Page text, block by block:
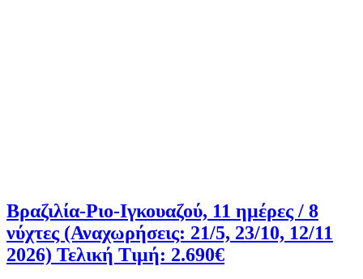
Βραζιλία-Ριο-Ιγκουαζού, 11 ημέρες / 8
νύχτες (Αναχωρήσεις: 21/5, 23/10, 12/11
2026) Τελική Τιμή: 2.690€